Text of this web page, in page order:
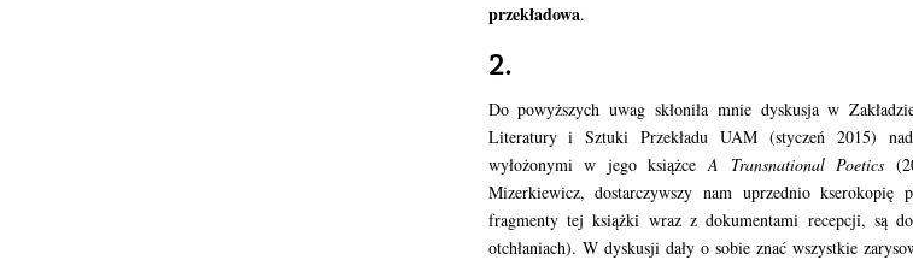
przekładowa.
2.
Do powyższych uwag skłoniła mnie dyskusja w
Literatury i Sztuki Przekładu UAM (styczeń 2015) nad
wyłożonymi w jego książceA Transnational Poetics
Mizerkiewicz, dostarczywszy nam uprzednio kserokopię
fragmenty tej książki wraz z dokumentami recepcji, są
otchłaniach). W dyskusji dały o sobie znać wszystkie